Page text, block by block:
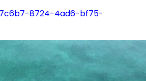
8724-4ad6-bf75-